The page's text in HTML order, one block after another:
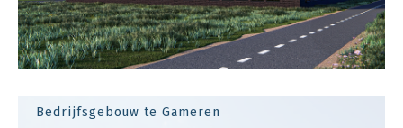
Bedrijfsgebouw te Gameren